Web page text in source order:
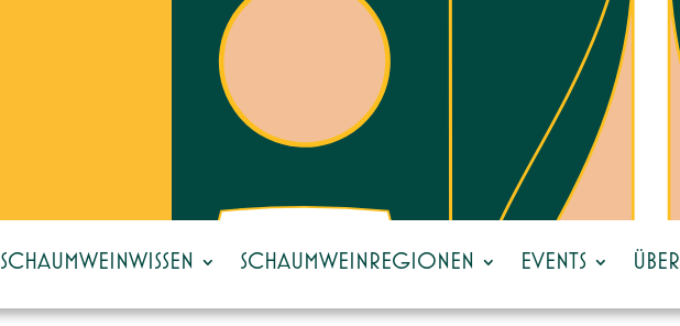
SCHAUMWEINWISSEN SCHAUMWEINREGIONEN EVENTS ÜBER